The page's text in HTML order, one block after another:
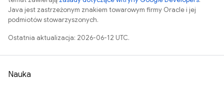
Java jest zastrzeżonym znakiem towarowym firmy Oracle i jej
podmiotów stowarzyszonych.
Ostatnia aktualizacja: 2026-06-12 UTC.
Nauka